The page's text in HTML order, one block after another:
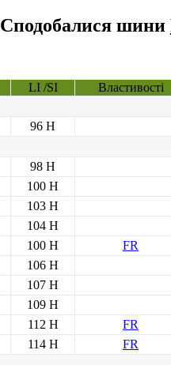
Сподобалися шини
LI /SI
Властивості
96 H
98 H
100 H
103 H
104 H
100 H
FR
106 H
107 H
109 H
112 H
FR
114 H
FR